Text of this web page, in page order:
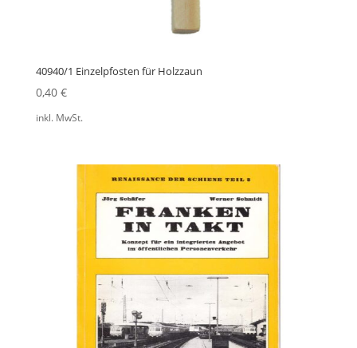
40940/1 Einzelpfosten für Holzzaun
0,40 €
inkl. MwSt.